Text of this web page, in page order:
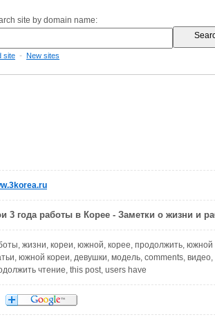
site by domain name:
site - New sites
3 года работы в Корее - Заметки о жизни и
жизни, кореи, южной, корее, продолжить, южной
южной кореи, девушки, модель, comments,
чтение, this post, users have